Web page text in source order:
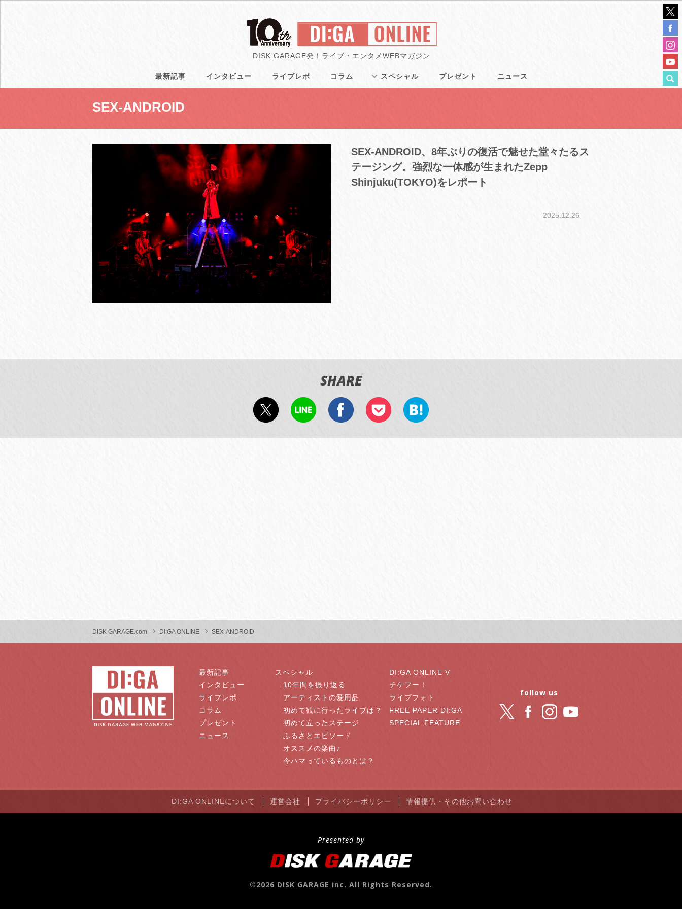
DISK GARAGE発！ライブ・エンタメWEBマガジン
最新記事 インタビュー ライブレポ コラム スペシャル プレゼント ニュース
SEX-ANDROID
SEX-ANDROID、8年ぶりの復活で魅せた堂々たるス
テージング。強烈な一体感が生まれたZepp
Shinjuku(TOKYO)をレポート
2025.12.26
SHARE
DISK GARAGE.com DI:GA ONLINE SEX-ANDROID
最新記事
インタビュー
ライブレポ
コラム
プレゼント
ニュース
スペシャル
10年間を振り返る
アーティストの愛用品
初めて観に行ったライブは？
初めて立ったステージ
ふるさとエピソード
オススメの楽曲♪
今ハマっているものとは？
DI:GA ONLINE V
チケフー！
ライブフォト
FREE PAPER DI:GA
SPECIAL FEATURE
follow us
DI:GA ONLINEについて 運営会社 プライバシーポリシー 情報提供・その他お問い合わせ
Presented by
©2026 DISK GARAGE inc. All Rights Reserved.